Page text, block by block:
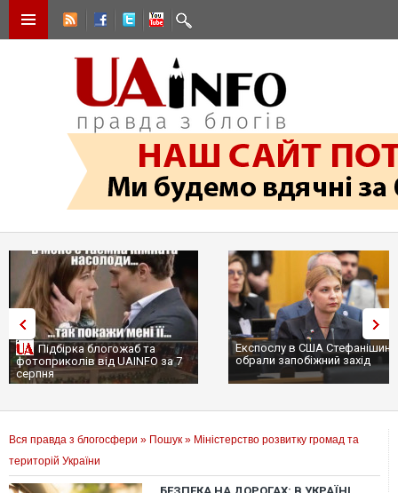
Підбірка блогожаб та
фотоприколів від UAINFO за 7
серпня
Експослу в США
обрали запобіжний захід
Вся правда з блогосфери » Пошук » Міністерство розвитку громад та
територій України